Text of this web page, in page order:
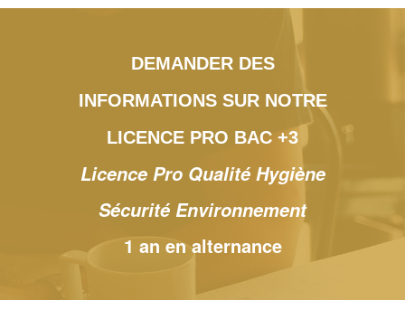
DEMANDER DES
INFORMATIONS SUR NOTRE
LICENCE PRO BAC +3
Licence Pro Qualité Hygiène
Sécurité Environnement
1 an en alternance